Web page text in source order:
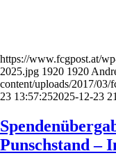
https://www.fcgpost.at/
2025.jpg 1920 1920
content/uploads/2017/03/
23 13:57:252025-12-23
Punschstand